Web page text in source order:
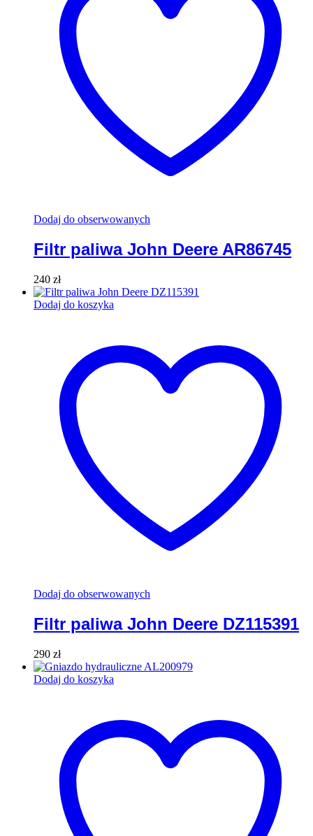
Dodaj do obserwowanych
Filtr paliwa John Deere AR86745
240 zł
Dodaj do koszyka
Dodaj do obserwowanych
Filtr paliwa John Deere DZ115391
290 zł
Dodaj do koszyka